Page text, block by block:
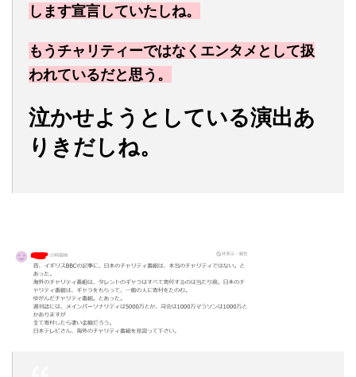
します宣言していたしね。
もうチャリティーではなくエンタメとして扱
われているだと思う。
泣かせようとしている演出あ
りきだしね。